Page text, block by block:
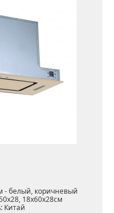
- белый, коричневый
18х60х28см
Китай